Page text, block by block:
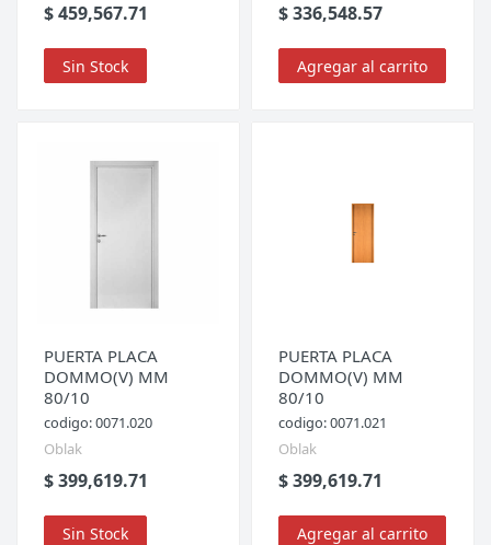
$ 459,567.71
Sin Stock
$ 336,548.57
Agregar al carrito
PUERTA PLACA
DOMMO(V) MM
80/10
codigo: 0071.020
Oblak
$ 399,619.71
Sin Stock
PUERTA PLACA
DOMMO(V) MM
80/10
codigo: 0071.021
Oblak
$ 399,619.71
Agregar al carrito